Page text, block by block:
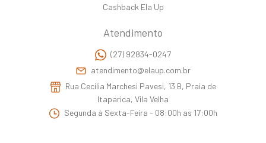
Cashback Ela Up
Atendimento
(27) 92834-0247
atendimento@elaup.com.br
Rua Cecilia Marchesi Pavesi, 13 B, Praia de
Itaparica, Vila Velha
Segunda à Sexta-Feira - 08:00h as 17:00h